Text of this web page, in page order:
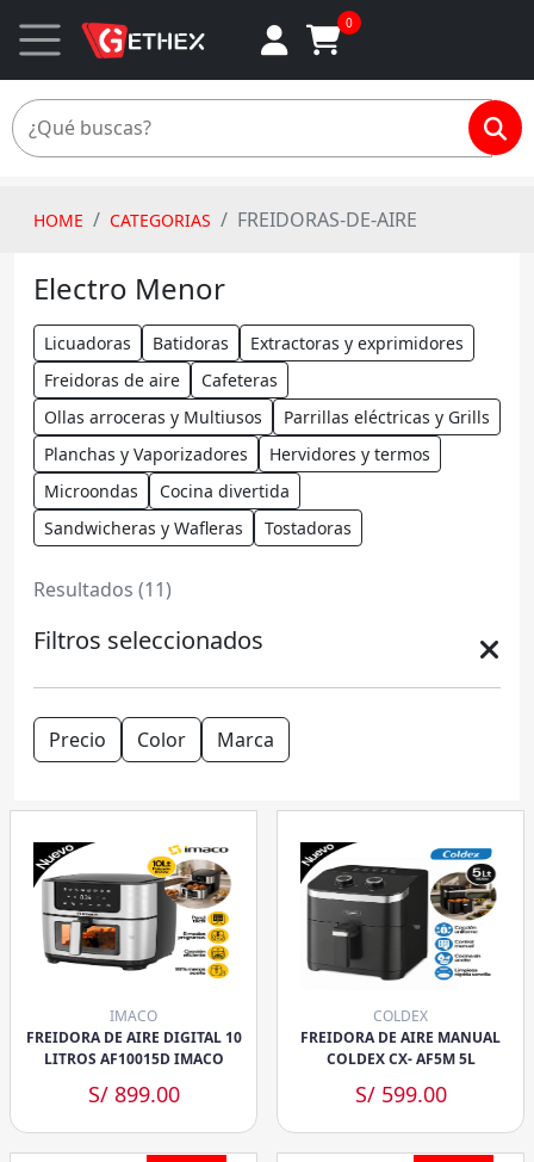
0
HOME CATEGORIAS FREIDORAS-DE-AIRE
Electro Menor
Licuadoras Batidoras
Extractoras y exprimidores
Freidoras de aire
Cafeteras
Ollas arroceras y Multiusos
Parrillas eléctricas y Grills
Planchas y Vaporizadores
Hervidores y termos
Microondas
Cocina divertida
Sandwicheras y Wafleras
Tostadoras
Resultados (11)
Filtros seleccionados
Precio Color Marca
IMACO
FREIDORA DE AIRE DIGITAL 10
LITROS AF10015D IMACO
S/ 899.00
COLDEX
FREIDORA DE AIRE MANUAL
COLDEX CX- AF5M 5L
S/ 599.00